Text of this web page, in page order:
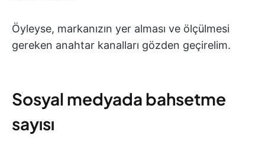
Öyleyse, markanızın yer alması ve ölçülmesi
gereken anahtar kanalları gözden geçirelim.
Sosyal medyada bahsetme
sayısı